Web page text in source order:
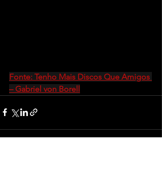
Fonte: Tenho Mais Discos Que Amigos
– Gabriel von Borell